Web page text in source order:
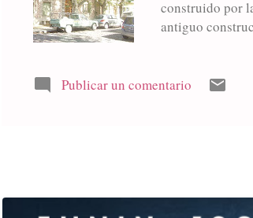
construido por
antiguo
los últimos
Publicar un comentario